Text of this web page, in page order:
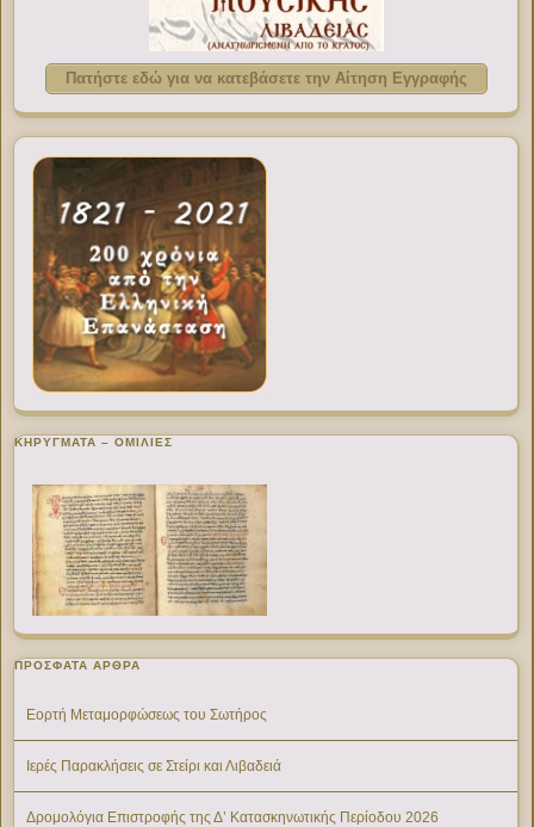
Πατήστε εδώ για να κατεβάσετε την Αίτηση Εγγραφής
ΚΗΡΥΓΜΑΤΑ – ΟΜΙΛΙΕΣ
ΠΡΌΣΦΑΤΑ ΆΡΘΡΑ
Εορτή Μεταμορφώσεως του Σωτήρος
Ιερές Παρακλήσεις σε Στείρι και Λιβαδειά
Δρομολόγια Επιστροφής της Δ’ Κατασκηνωτικής Περίοδου 2026